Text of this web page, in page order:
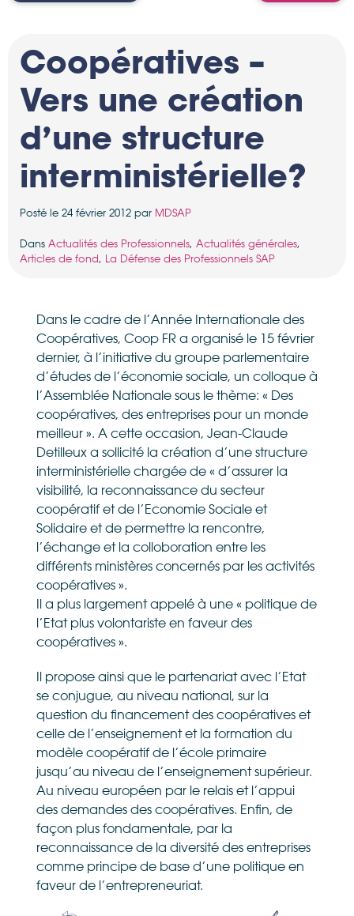
Coopératives –
Vers une création
d’une structure
interministérielle?
Posté le 24 février 2012 par MDSAP
Dans Actualités des Professionnels, Actualités générales,
Articles de fond, La Défense des Professionnels SAP
Dans le cadre de l’Année Internationale des
Coopératives, Coop FR a organisé le 15 février
dernier, à l’initiative du groupe parlementaire
d’études de l’économie sociale, un colloque à
l’Assemblée Nationale sous le thème: « Des
coopératives, des entreprises pour un monde
meilleur ». A cette occasion, Jean-Claude
Detilleux a sollicité la création d’une structure
interministérielle chargée de « d’assurer la
visibilité, la reconnaissance du secteur
coopératif et de l’Economie Sociale et
Solidaire et de permettre la rencontre,
l’échange et la colloboration entre les
différents ministères concernés par les activités
coopératives ».
Il a plus largement appelé à une « politique de
l’Etat plus volontariste en faveur des
coopératives ».
Il propose ainsi que le partenariat avec l’Etat
se conjugue, au niveau national, sur la
question du financement des coopératives et
celle de l’enseignement et la formation du
modèle coopératif de l’école primaire
jusqu’au niveau de l’enseignement supérieur.
Au niveau européen par le relais et l’appui
des demandes des coopératives. Enfin, de
façon plus fondamentale, par la
reconnaissance de la diversité des entreprises
comme principe de base d’une politique en
faveur de l’entrepreneuriat.